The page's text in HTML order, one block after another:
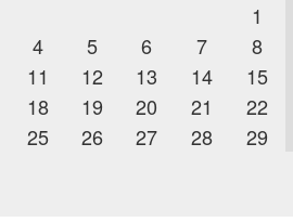
1
4
5 6 7 8
11
12 13 14 15
18
19 20 21 22
25
26 27 28 29